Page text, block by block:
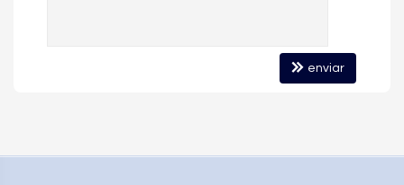
enviar